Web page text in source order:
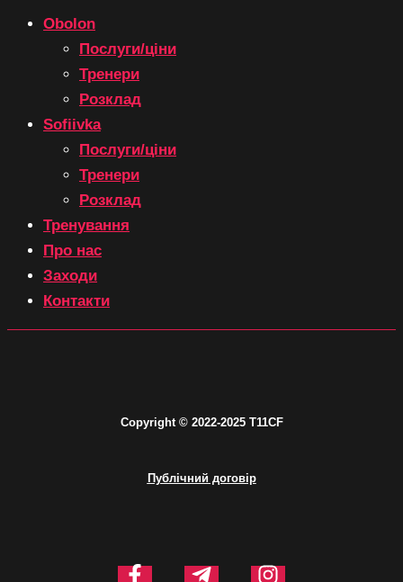
Obolon
Послуги/ціни
Тренери
Розклад
Sofiivka
Послуги/ціни
Тренери
Розклад
Тренування
Про нас
Заходи
Контакти
Copyright © 2022-2025 T11CF
Публічний договір